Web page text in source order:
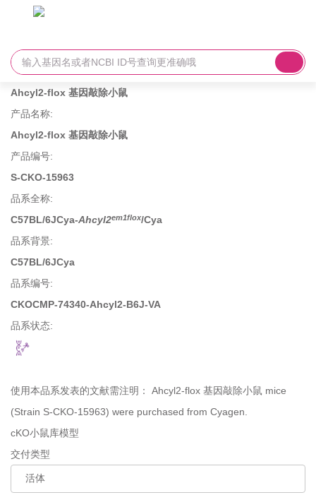
Ahcyl2-flox 基因敲除小鼠
产品名称:
Ahcyl2-flox 基因敲除小鼠
产品编号:
S-CKO-15963
品系全称:
C57BL/6JCya-Ahcyl2em1flox/Cya
品系背景:
C57BL/6JCya
品系编号:
CKOCMP-74340-Ahcyl2-B6J-VA
品系状态:
使用本品系发表的文献需注明： Ahcyl2-flox 基因敲除小鼠 mice
(Strain S-CKO-15963) were purchased from Cyagen.
cKO小鼠库模型
交付类型